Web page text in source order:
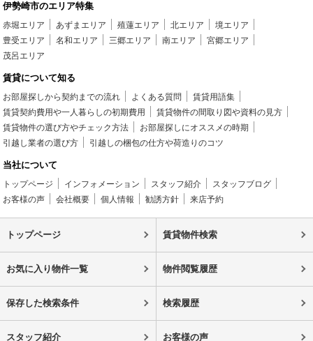
伊勢崎市のエリア特集
赤堀エリア あずまエリア 殖蓮エリア 北エリア
境エリア
豊受エリア
名和エリア 三郷エリア 南エリア
宮郷エリア
茂呂エリア
賃貸について知る
お部屋探しから契約までの流れ よくある質問
賃貸用語集
賃貸契約費用や一人暮らしの初期費用
賃貸物件の間取り図や資料の見方
賃貸物件の選び方やチェック方法
お部屋探しにオススメの時期
引越し業者の選び方
引越しの梱包の仕方や荷造りのコツ
当社について
トップページ インフォメーション スタッフ紹介
スタッフブログ
お客様の声
会社概要 個人情報 勧誘方針 来店予約
トップページ 賃貸物件検索
お気に入り物件一覧 物件閲覧履歴
保存した検索条件 検索履歴
スタッフ紹介 お客様の声